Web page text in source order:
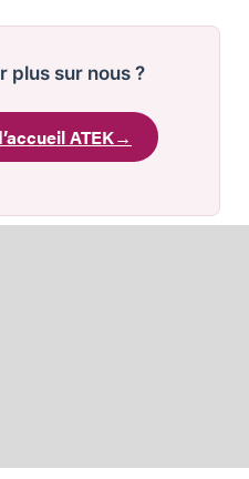
plus sur nous ?
ATEK→